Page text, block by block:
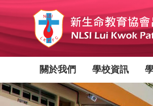
至
主
navigation
關於我們 學校資訊